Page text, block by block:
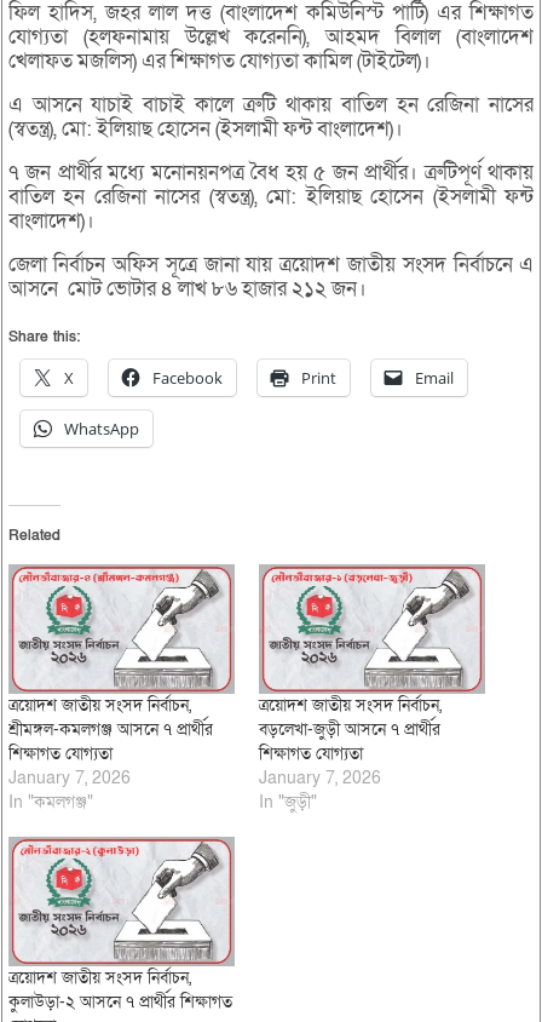
ফিল হাদিস, জহর লাল দত্ত (বাংলাদেশ কমিউনিস্ট পার্টি) এর শিক্ষাগত
যোগ্যতা (হলফনামায় উল্লেখ করেননি), আহমদ বিলাল (বাংলাদেশ
খেলাফত মজলিস) এর শিক্ষাগত যোগ্যতা কামিল (টাইটেল)।
এ আসনে যাচাই বাচাই কালে ত্রুটি থাকায় বাতিল হন রেজিনা নাসের
(স্বতন্ত্র), মো: ইলিয়াছ হোসেন (ইসলামী ফন্ট বাংলাদেশ)।
৭ জন প্রার্থীর মধ্যে মনোনয়নপত্র বৈধ হয় ৫ জন প্রার্থীর। ত্রুটিপূর্ণ থাকায়
বাতিল হন রেজিনা নাসের (স্বতন্ত্র), মো: ইলিয়াছ হোসেন (ইসলামী ফন্ট
বাংলাদেশ)।
জেলা নির্বাচন অফিস সূত্রে জানা যায় ত্রয়োদশ জাতীয় সংসদ নির্বাচনে এ
আসনে মোট ভোটার ৪ লাখ ৮৬ হাজার ২১২ জন।
Share this:
X Facebook Print Email
WhatsApp
Related
ত্রয়োদশ জাতীয় সংসদ নির্বাচন,
শ্রীমঙ্গল-কমলগঞ্জ আসনে ৭ প্রার্থীর
শিক্ষাগত যোগ্যতা
January 7, 2026
In "কমলগঞ্জ"
ত্রয়োদশ জাতীয় সংসদ নির্বাচন,
বড়লেখা-জুড়ী আসনে ৭ প্রার্থীর
শিক্ষাগত যোগ্যতা
January 7, 2026
In "জুড়ী"
ত্রয়োদশ জাতীয় সংসদ নির্বাচন,
কুলাউড়া-২ আসনে ৭ প্রার্থীর শিক্ষাগত